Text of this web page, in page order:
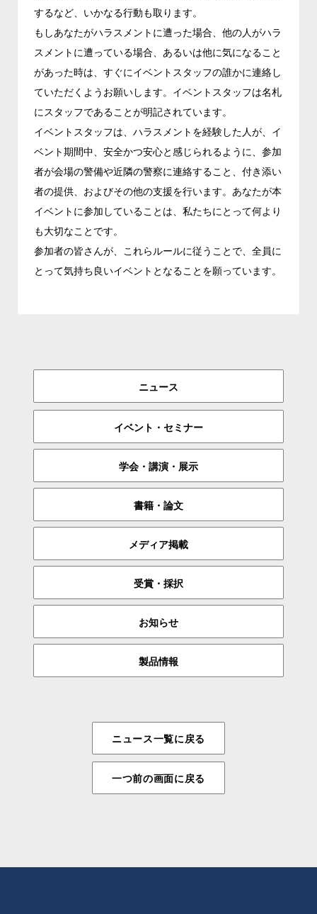
ニュース
イベント・セミナー
学会・講演・展示
書籍・論文
メディア掲載
受賞・採択
お知らせ
製品情報
するなど、いかなる行動も取ります。
もしあなたがハラスメントに遭った場合、他の人がハラ
スメントに遭っている場合、あるいは他に気になること
があった時は、すぐにイベントスタッフの誰かに連絡し
ていただくようお願いします。イベントスタッフは名札
にスタッフであることが明記されています。
イベントスタッフは、ハラスメントを経験した人が、イ
ベント期間中、安全かつ安心と感じられるように、参加
者が会場の警備や近隣の警察に連絡すること、付き添い
者の提供、およびその他の支援を行います。あなたが本
イベントに参加していることは、私たちにとって何より
も大切なことです。
参加者の皆さんが、これらルールに従うことで、全員に
とって気持ち良いイベントとなることを願っています。
ニュース一覧に戻る
一つ前の画面に戻る